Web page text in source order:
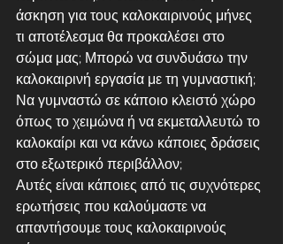
άσκηση για τους καλοκαιρινούς μήνες
τι αποτέλεσμα θα προκαλέσει στο
σώμα μας; Μπορώ να συνδυάσω την
καλοκαιρινή εργασία με τη γυμναστική;
Να γυμναστώ σε κάποιο κλειστό χώρο
όπως το χειμώνα ή να εκμεταλλευτώ το
καλοκαίρι και να κάνω κάποιες δράσεις
στο εξωτερικό περιβάλλον;
Αυτές είναι κάποιες από τις συχνότερες
ερωτήσεις που καλούμαστε να
απαντήσουμε τους καλοκαιρινούς